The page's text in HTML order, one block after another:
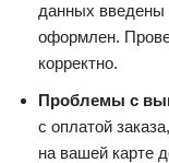
данных введены
оформлен.
корректно.
Проблемы с
с оплатой
на вашей карте